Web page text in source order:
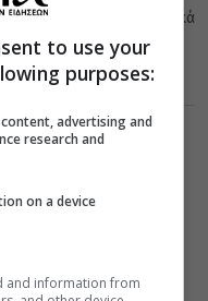
πολιτικά, κοινωνικά
σαν σήμερα 24
to use your
purposes:
advertising and
research and
on a device
and information from